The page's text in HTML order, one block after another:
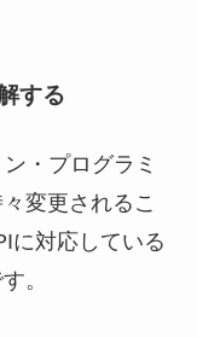
する
・プログラミ
変更されるこ
に対応している
。